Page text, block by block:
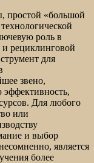
простой «большой
роль в
и рециклинговой
для
звено,
Для любого
или
и выбор
является
более